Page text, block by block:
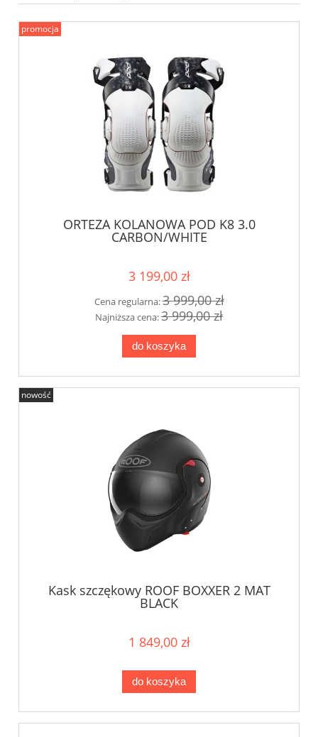
ORTEZA KOLANOWA POD K8 3.0
CARBON/WHITE
3 199,00 zł
Cena regularna:3 999,00 zł
Najniższa cena:3 999,00 zł
do koszyka
promocja
Kask szczękowy ROOF BOXXER 2 MAT
BLACK
1 849,00 zł
do koszyka
nowość